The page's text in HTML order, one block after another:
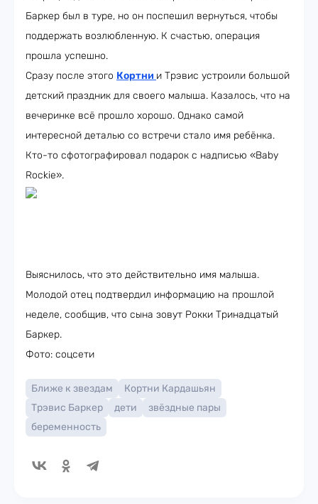
Баркер был в туре, но он поспешил вернуться, чтобы
поддержать возлюбленную. К счастью, операция
прошла успешно.
Сразу после этого Кортни и Трэвис устроили большой
детский праздник для своего малыша. Казалось, что на
вечеринке всё прошло хорошо. Однако самой
интересной деталью со встречи стало имя ребёнка.
Кто-то сфотографировал подарок с надписью «Baby
Rockie».
Выяснилось, что это действительно имя малыша.
Молодой отец подтвердил информацию на прошлой
неделе, сообщив, что сына зовут Рокки Тринадцатый
Баркер.
Фото: соцсети
Ближе к звездам
Кортни Кардашьян
Трэвис Баркер
дети
звёздные пары
беременность